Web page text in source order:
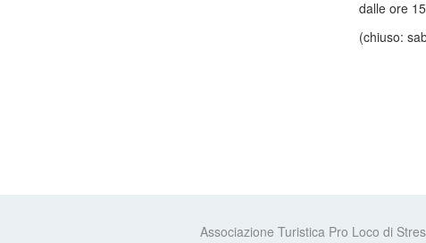
dalle ore
(chiuso:
Associazione Turistica Pro Loco di